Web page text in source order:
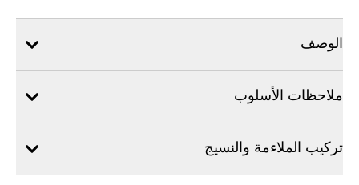
الوصف
ملاحظات الأسلوب
تركيب الملاءمة والنسيج